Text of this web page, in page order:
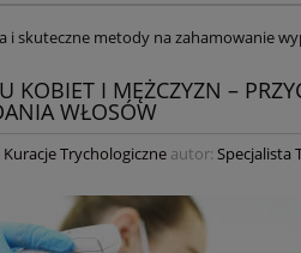
skuteczne metody na zahamowanie
KOBIET I MĘŻCZYZN –
WŁOSÓW
Kuracje Trychologiczne autor: Specjalista